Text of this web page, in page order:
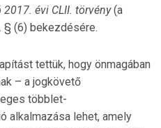
évi CLII. törvény(a
§ (6) bekezdésére.
tettük, hogy önmagában
– a jogkövető
többlet-
alkalmazása lehet, amely